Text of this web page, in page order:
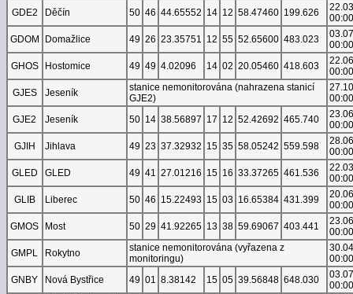
GDE2
Děčín 50 46 44.65552 14 12 58.47460 199.626
00:00
GDOM
Domažlice 49 26 23.35751 12 55 52.65600 483.023
00:00
GHOS
Hostomice 49 49 4.02096 14 02 20.05460 418.603
00:00
GJES
Jeseník
stanice nemonitorována (nahrazena stanicí
GJE2)
00:00
GJE2
Jeseník 50 14 38.56897 17 12 52.42692 465.740
00:00
GJIH
Jihlava 49 23 37.32932 15 35 58.05242 559.598
00:00
GLED
GLED 49 41 27.01216 15 16 33.37265 461.536
00:00
GLIB
Liberec 50 46 15.22493 15 03 16.65384 431.399
00:00
GMOS
Most 50 29 41.92265 13 38 59.69067 403.441
00:00
GMPL
Rokytno
stanice nemonitorována (vyřazena z
monitoringu)
00:00
GNBY
Nová Bystřice 49 01 8.38142 15 05 39.56848 648.030
00:00